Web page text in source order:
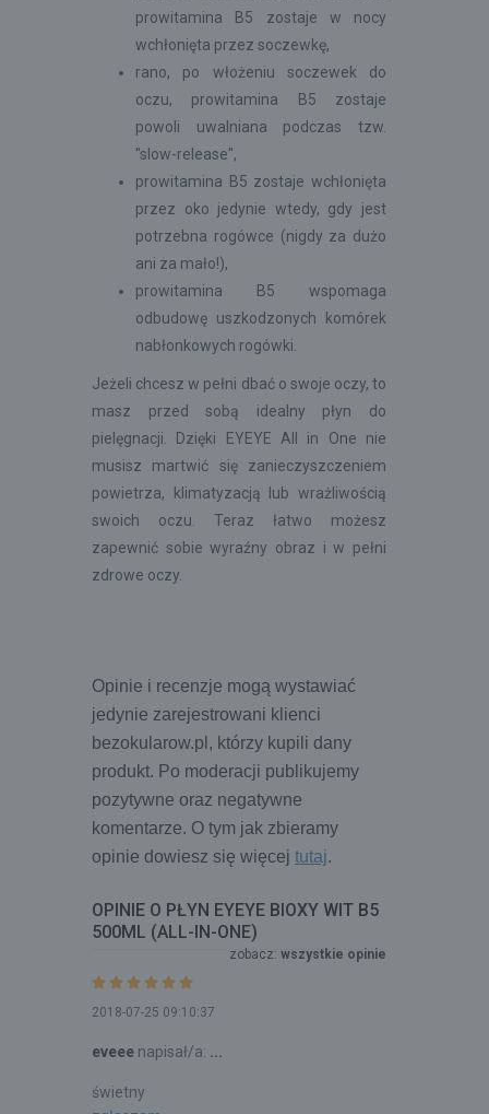
prowitamina B5 zostaje w nocy
wchłonięta przez soczewkę,
rano, po włożeniu soczewek do
oczu, prowitamina B5 zostaje
powoli uwalniana podczas tzw.
"slow-release",
prowitamina B5 zostaje wchłonięta
przez oko jedynie wtedy, gdy jest
potrzebna rogówce (nigdy za dużo
ani za mało!),
prowitamina B5 wspomaga
odbudowę uszkodzonych komórek
nabłonkowych rogówki.
Jeżeli chcesz w pełni dbać o swoje oczy, to
masz przed sobą idealny płyn do
pielęgnacji. Dzięki EYEYE All in One nie
musisz martwić się zanieczyszczeniem
powietrza, klimatyzacją lub wrażliwością
swoich oczu. Teraz łatwo możesz
zapewnić sobie wyraźny obraz i w pełni
zdrowe oczy.
Opinie i recenzje mogą wystawiać
jedynie zarejestrowani klienci
bezokularow.pl, którzy kupili dany
produkt. Po moderacji publikujemy
pozytywne oraz negatywne
komentarze. O tym jak zbieramy
opinie dowiesz się więcej tutaj.
OPINIE O PŁYN EYEYE BIOXY WIT B5
500ML (ALL-IN-ONE)
zobacz: wszystkie opinie
2018-07-25 09:10:37
eveee napisał/a: ...
świetny